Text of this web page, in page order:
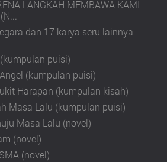
LANGKAH MEMBAWA KAMI
dan 17 karya seru lainnya
puisi)
(kumpulan puisi)
Harapan (kumpulan kisah)
Masa Lalu (kumpulan puisi)
Masa Lalu (novel)
(novel)
(novel)